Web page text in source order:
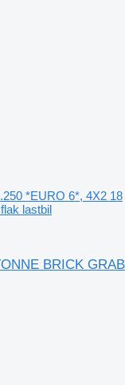
*EURO 6*, 4X2 18
lastbil
BRICK GRAB